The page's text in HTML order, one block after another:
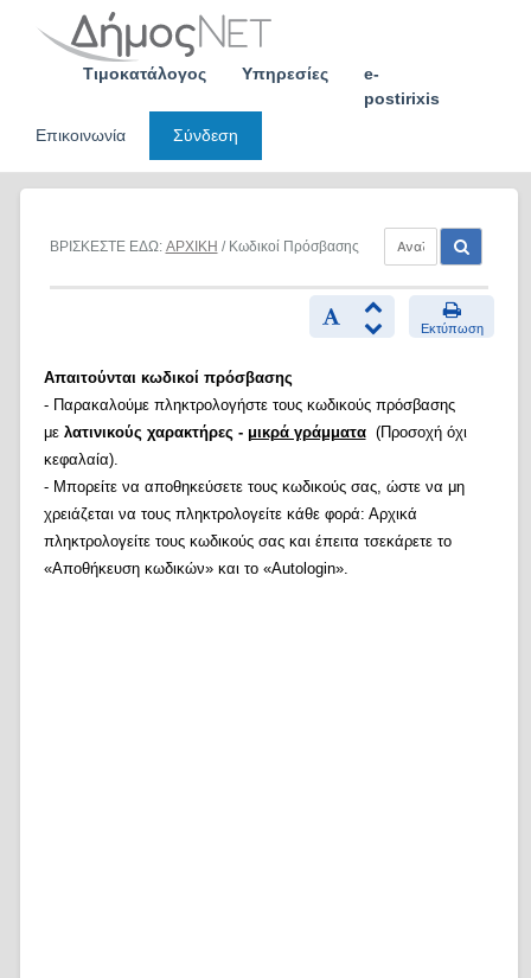
Τιμοκατάλογος Υπηρεσίες
e-
postirixis
Επικοινωνία
Σύνδεση
ΒΡΙΣΚΕΣΤΕ ΕΔΩ: ΑΡΧΙΚΗ / Κωδικοί Πρόσβασης
Εκτύπωση
Απαιτούνται κωδικοί πρόσβασης
- Παρακαλούμε πληκτρολογήστε τους κωδικούς πρόσβασης
με λατινικούς χαρακτήρες - μικρά γράμματα(Προσοχή όχι
κεφαλαία).
- Μπορείτε να αποθηκεύσετε τους κωδικούς σας, ώστε να μη
χρειάζεται να τους πληκτρολογείτε κάθε φορά: Αρχικά
πληκτρολογείτε τους κωδικούς σας και έπειτα τσεκάρετε το
«Αποθήκευση κωδικών» και το «Autologin».